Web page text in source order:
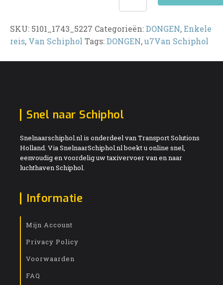
SKU: 5101_1743_5227 Categorieën:DONGEN,Enkele
reis, Van Schiphol Tags:DONGEN,u7Van Schiphol
Snel naar Schiphol
Snelnaarschiphol.nl is onderdeel van Transport Solutions
Holland. Via SnelnaarSchiphol.nl boekt u online snel,
eenvoudig en voordelig uw taxivervoer van en naar
luchthaven Schiphol.
Informatie
Mijn Account
Privacy Policy
Voorwaarden
FAQ